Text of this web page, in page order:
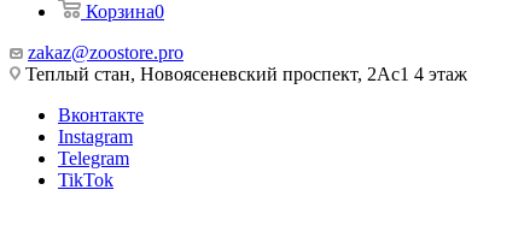
Корзина0
zakaz@zoostore.pro
Теплый стан, Новоясеневский проспект, 2Ас1 4 этаж
Вконтакте
Instagram
Telegram
TikTok